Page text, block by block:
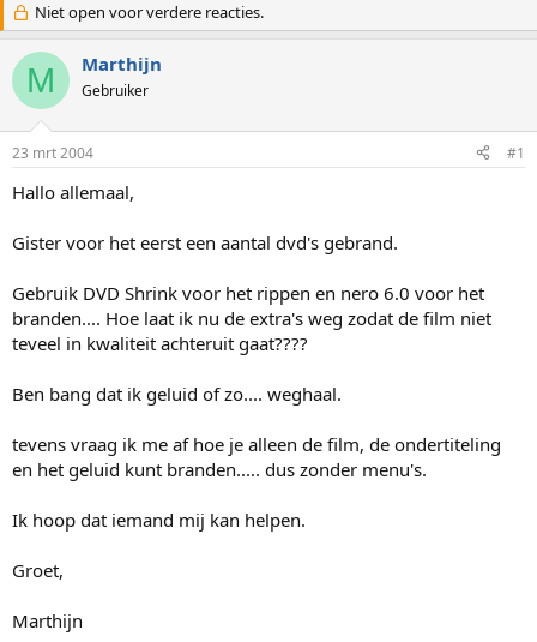
d
e
r
w
e
s
t
a
t
r
a
r
t
d
a
m
Niet open voor verdere reacties.
M Marthijn
Gebruiker
23 mrt 2004 #1
Hallo allemaal,
Gister voor het eerst een aantal dvd's gebrand.
Gebruik DVD Shrink voor het rippen en nero 6.0 voor het
branden.... Hoe laat ik nu de extra's weg zodat de film niet
teveel in kwaliteit achteruit gaat????
Ben bang dat ik geluid of zo.... weghaal.
tevens vraag ik me af hoe je alleen de film, de ondertiteling
en het geluid kunt branden..... dus zonder menu's.
Ik hoop dat iemand mij kan helpen.
Groet,
Marthijn